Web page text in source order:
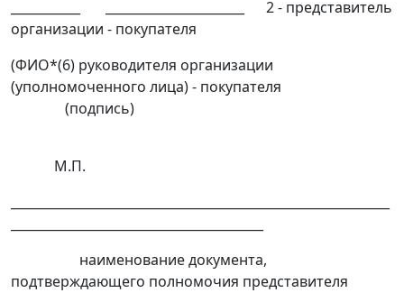
___________ ______________________ 2 - представитель
организации - покупателя
(ФИО*(6) руководителя организации
(уполномоченного лица) - покупателя
(подпись)
М.П.
наименование документа,
подтверждающего полномочия представителя